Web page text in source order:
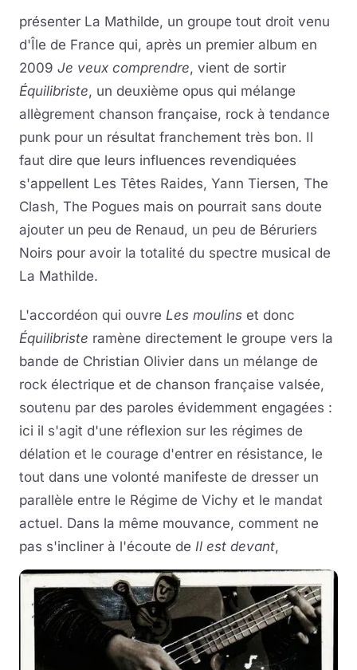
présenter La Mathilde, un groupe tout droit venu
d'Île de France qui, après un premier album en
2009 Je veux comprendre, vient de sortir
Équilibriste, un deuxième opus qui mélange
allègrement chanson française, rock à tendance
punk pour un résultat franchement très bon. Il
faut dire que leurs influences revendiquées
s'appellent Les Têtes Raides, Yann Tiersen, The
Clash, The Pogues mais on pourrait sans doute
ajouter un peu de Renaud, un peu de Béruriers
Noirs pour avoir la totalité du spectre musical de
La Mathilde.
L'accordéon qui ouvre Les moulins et donc
Équilibriste ramène directement le groupe vers la
bande de Christian Olivier dans un mélange de
rock électrique et de chanson française valsée,
soutenu par des paroles évidemment engagées :
ici il s'agit d'une réflexion sur les régimes de
délation et le courage d'entrer en résistance, le
tout dans une volonté manifeste de dresser un
parallèle entre le Régime de Vichy et le mandat
actuel. Dans la même mouvance, comment ne
pas s'incliner à l'écoute de Il est devant,